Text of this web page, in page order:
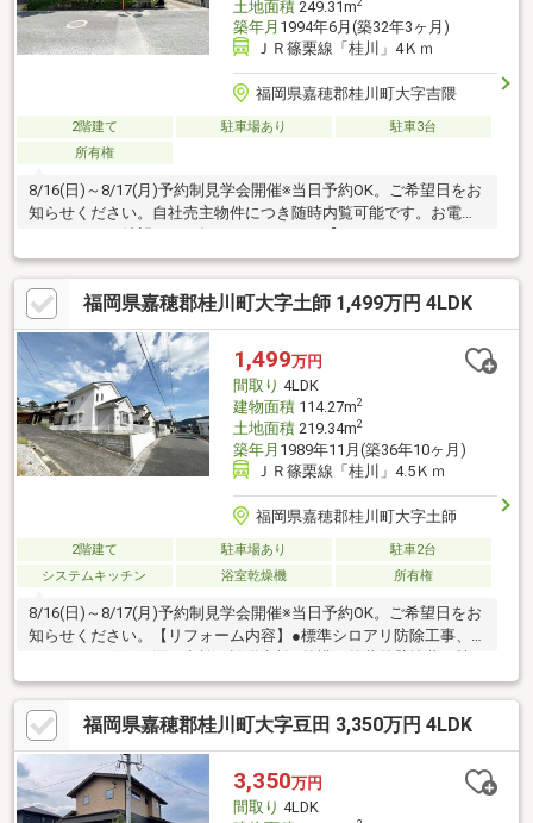
土地面積249.31m
築年月 1994年6月(築32年3ヶ月)
ＪＲ篠栗線「桂川」4Ｋｍ
福岡県嘉穂郡桂川町大字吉隈
2階建て 駐車場あり
駐車3台
所有権
8/16(日)～8/17(月)予約制見学会開催※当日予約OK。ご希望日をお
知らせください。自社売主物件につき随時内覧可能です。お電話
ト】・本物件は条件により住宅ローン減税が適用されます。・シ
ロアリ防除工事施工後5年間保証。
福岡県嘉穂郡桂川町大字土師 1,499万円 4LDK
1,499万円
間取り 4LDK
建物面積114.27m2
土地面積219.34m2
築年月 1989年11月(築36年10ヶ月)
ＪＲ篠栗線「桂川」4.5Ｋｍ
福岡県嘉穂郡桂川町大字土師
2階建て 駐車場あり
駐車2台
システムキッチン
浴室乾燥機 所有権
8/16(日)～8/17(月)予約制見学会開催※当日予約OK。ご希望日をお
知らせください。【リフォーム内容】●標準シロアリ防除工事、
クリーニング、雨漏り点検、設備点検●外構・外装外壁塗装、植
栽剪定、庭木伐採●水回りシステムキッチン交換、ユニットバス
交換、トイレ交換、洗面化粧台交換●内装間取変更、玄関扉交
換、室内ドア（一部）交換、床材上張り、シューズボックス交
換、クロス張替え●その他設備給湯器交換、インターホン設置、
火災警報器設置、照明器具交換【おすすめポイント】・本物件は
条件により住宅ローン減税が適用されます。・雨漏り、構造上主
要な部分の欠陥や・腐食、給排
福岡県嘉穂郡桂川町大字豆田 3,350万円 4LDK
3,350万円
間取り 4LDK